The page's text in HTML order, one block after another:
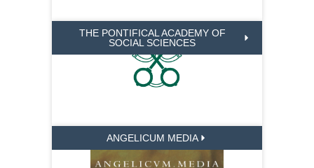
THE PONTIFICAL ACADEMY OF
SOCIAL SCIENCES
ANGELICUM MEDIA